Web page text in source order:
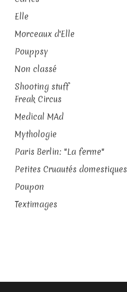
Elle
Morceaux d'Elle
Pouppsy
Non classé
Shooting stuff
Freak Circus
Medical MAd
Mythologie
Paris Berlin: "La ferme"
Petites Cruautés domestiques
Poupon
Textimages